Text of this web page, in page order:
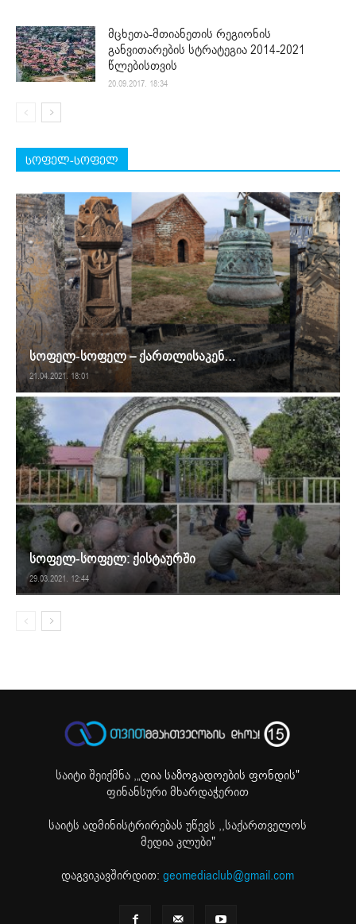
მცხეთა-მთიანეთის რეგიონის
განვითარების სტრატეგია 2014-2021
წლებისთვის
20.09.2017. 18:34
სოფელ-სოფელ
სოფელ-სოფელ – ქართლისაკენ…
21.04.2021. 18:01
სოფელ-სოფელ: ქისტაურში
29.03.2021. 12:44
საიტი შეიქმნა ,„ღია საზოგადოების ფონდის"
ფინანსური მხარდაჭერით
საიტს ადმინისტრირებას უწევს ,,საქართველოს
მედია კლუბი"
დაგვიკავშირდით:geomediaclub@gmail.com